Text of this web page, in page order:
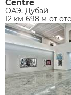
ОАЭ, Дубай
12 км 698 м от